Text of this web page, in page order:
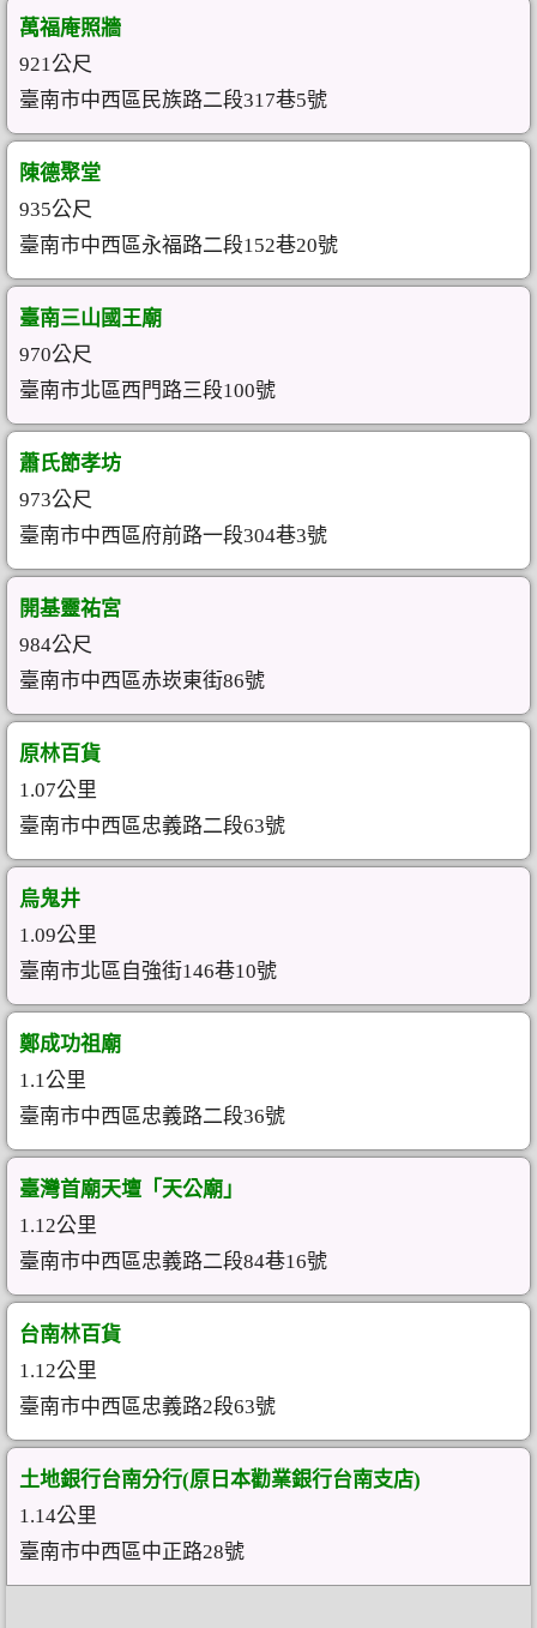
萬福庵照牆
921公尺
臺南市中西區民族路二段317巷5號
陳德聚堂
935公尺
臺南市中西區永福路二段152巷20號
臺南三山國王廟
970公尺
臺南市北區西門路三段100號
蕭氏節孝坊
973公尺
臺南市中西區府前路一段304巷3號
開基靈祐宮
984公尺
臺南市中西區赤崁東街86號
原林百貨
1.07公里
臺南市中西區忠義路二段63號
烏鬼井
1.09公里
臺南市北區自強街146巷10號
鄭成功祖廟
1.1公里
臺南市中西區忠義路二段36號
臺灣首廟天壇「天公廟」
1.12公里
臺南市中西區忠義路二段84巷16號
台南林百貨
1.12公里
臺南市中西區忠義路2段63號
土地銀行台南分行(原日本勸業銀行台南支店)
1.14公里
臺南市中西區中正路28號